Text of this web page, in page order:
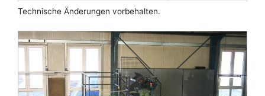
Technische Änderungen vorbehalten.